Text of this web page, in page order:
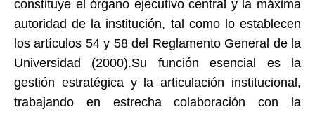
constituye el órgano ejecutivo central y la máxima
autoridad de la institución, tal como lo establecen
los artículos 54 y 58 del Reglamento General de la
Universidad (2000).Su función esencial es la
gestión estratégica y la articulación institucional,
trabajando en estrecha colaboración con la